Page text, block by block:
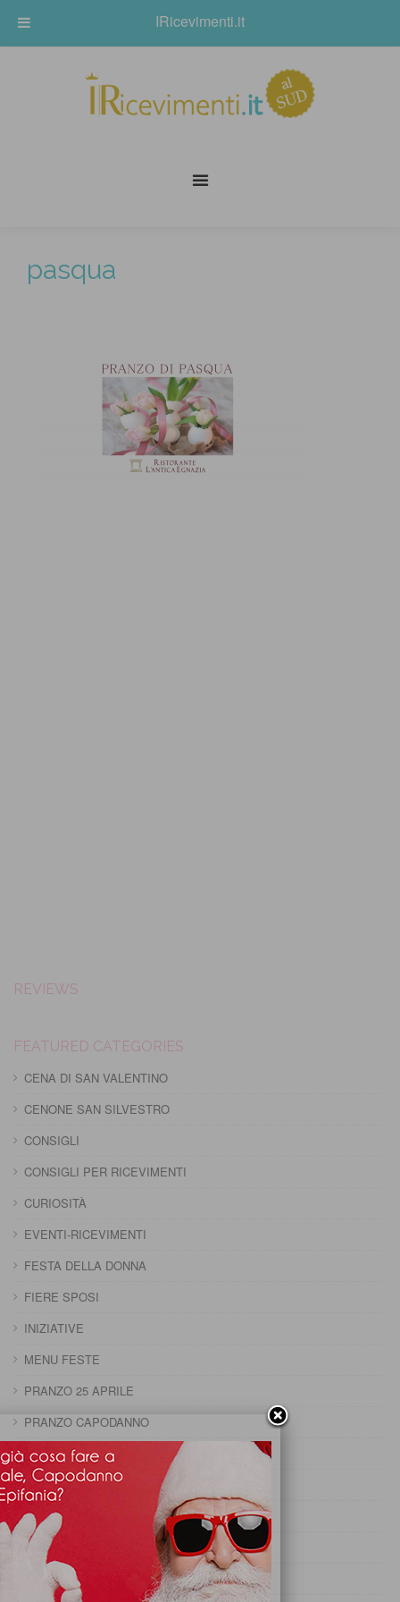
pasqua
REVIEWS
FEATURED CATEGORIES
CENA DI SAN VALENTINO
CENONE SAN SILVESTRO
CONSIGLI
CONSIGLI PER RICEVIMENTI
CURIOSITÀ
EVENTI-RICEVIMENTI
FESTA DELLA DONNA
FIERE SPOSI
INIZIATIVE
MENU FESTE
PRANZO 25 APRILE
PRANZO CAPODANNO
PRANZO DELLA DOMENICA
PRANZO DELLA PENTOLACCIA
PRANZO DI CARNEVALE
PRANZO DI FERRAGOSTO
PRANZO DI OGNISSANTI
IRicevimenti.it